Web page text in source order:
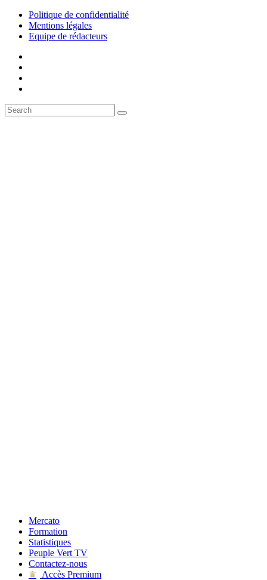
Politique de confidentialité
Mentions légales
Equipe de rédacteurs
Mercato
Formation
Statistiques
Peuple Vert TV
Contactez-nous
♛
Accès Premium